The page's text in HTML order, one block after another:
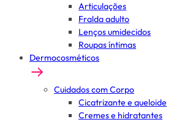
Articulações
Fralda adulto
Lenços umidecidos
Roupas íntimas
Dermocosméticos
Cuidados com Corpo
Cicatrizante e queloide
Cremes e hidratantes